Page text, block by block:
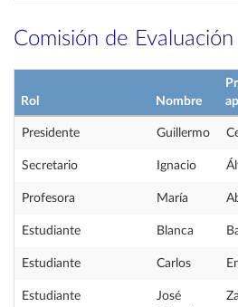
Comisión de
Rol Nombre
Presidente Guillermo
Secretario Ignacio
Profesora María
Estudiante Blanca
Estudiante Carlos
Estudiante
José